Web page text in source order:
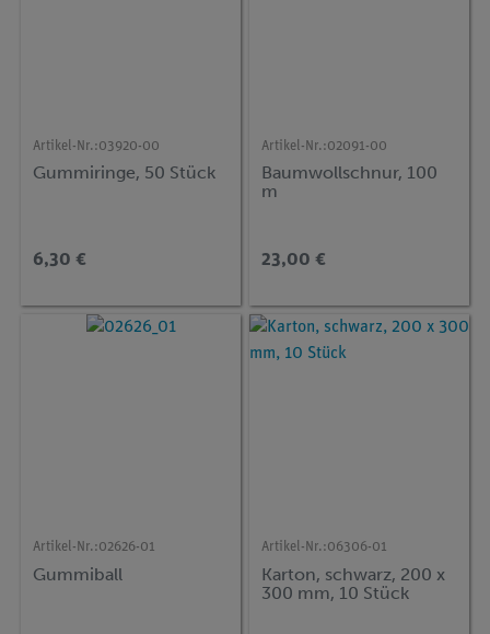
Artikel-Nr.:03920-00
Gummiringe, 50 Stück
6,30 €
Artikel-Nr.:02091-00
Baumwollschnur, 100
m
23,00 €
Artikel-Nr.:02626-01
Gummiball
Artikel-Nr.:06306-01
Karton, schwarz, 200 x
300 mm, 10 Stück